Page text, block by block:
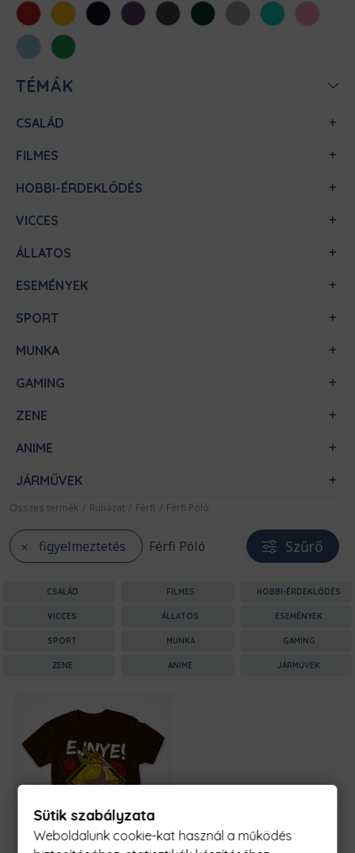
Piros SárgaSötétkékSötétlilaSötétszürke
SötétzöldSportszürke
Türkiz
Világos
rózsaszín
Világoskék
Zöld
TÉMÁK
CSALÁD
FILMES
HOBBI-ÉRDEKLŐDÉS
VICCES
ÁLLATOS
ESEMÉNYEK
SPORT
MUNKA
GAMING
ZENE
ANIME
JÁRMŰVEK
Összes termék / Ruházat / Férfi / Férfi Póló
figyelmeztetés Férfi Póló Szűrő
CSALÁD FILMES HOBBI-ÉRDEKLŐDÉS
VICCES ÁLLATOS ESEMÉNYEK
SPORT MUNKA GAMING
ZENE ANIME JÁRMŰVEK
Sütik szabályzata
Weboldalunk cookie-kat használ a működés